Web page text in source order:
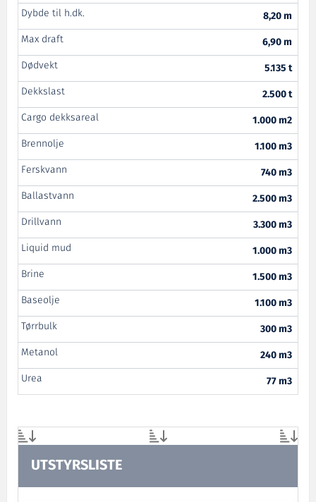
Dybde til h.dk.
8,20 m
Max draft
6,90 m
Dødvekt
5.135 t
Dekkslast
2.500 t
Cargo dekksareal
1.000 m2
Brennolje
1.100 m3
Ferskvann
740 m3
Ballastvann
2.500 m3
Drillvann
3.300 m3
Liquid mud
1.000 m3
Brine
1.500 m3
Baseolje
1.100 m3
Tørrbulk
300 m3
Metanol
240 m3
Urea
77 m3
UTSTYRSLISTE